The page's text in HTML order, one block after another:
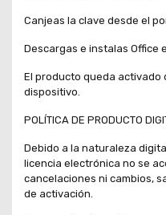
Canjeas la clave desde el
Descargas e instalas Office
El producto queda activado
dispositivo.
POLÍTICA DE PRODUCTO
Debido a la naturaleza
licencia electrónica no se
cancelaciones ni cambios,
de activación.